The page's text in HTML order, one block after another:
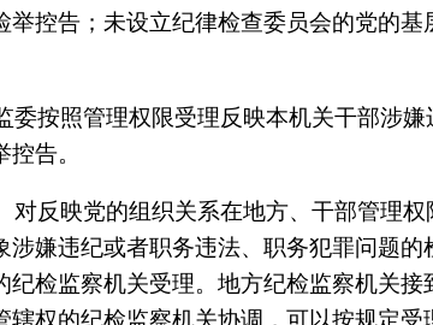
举控告；未设立纪律检查委员会的党的基
委按照管理权限受理反映本机关干部涉
告。
反映党的组织关系在地方、干部管理权
涉嫌违纪或者职务违法、职务犯罪问题的
纪检监察机关受理。地方纪检监察机关